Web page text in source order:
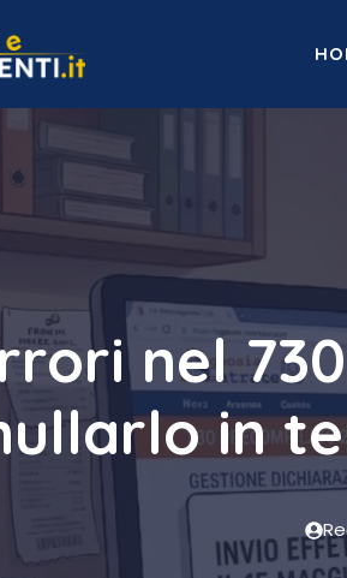
nel
in